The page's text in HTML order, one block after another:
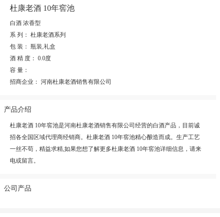
杜康老酒 10年窖池
白酒 浓香型
系 列： 杜康老酒系列
包 装： 瓶装,礼盒
酒 精 度： 0.0度
容 量：
招商企业： 河南杜康老酒销售有限公司
产品介绍
杜康老酒 10年窖池是河南杜康老酒销售有限公司经营的白酒产品，目前诚
招各全国区域代理商经销商。杜康老酒 10年窖池精心酿造而成。生产工艺
一丝不苟，精益求精,如果您想了解更多杜康老酒 10年窖池详细信息，请来
电或留言。
公司产品